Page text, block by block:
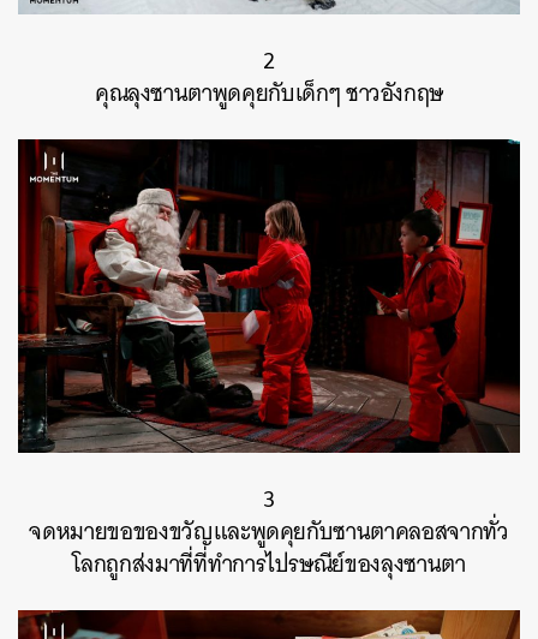
2
คุณลุงซานตาพูดคุยกับเด็กๆ ชาวอังกฤษ
3
จดหมายขอของขวัญและพูดคุยกับซานตาคลอสจากทั่ว
โลกถูกส่งมาที่ที่ทำการไปรษณีย์ของลุงซานตา